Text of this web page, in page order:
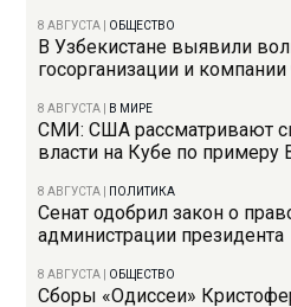
8 АВГУСТА ОБЩЕСТВО
В Узбекистане выявили
госорганизации и компании
8 АВГУСТА В МИРЕ
СМИ: США рассматривают
власти на Кубе по примеру
8 АВГУСТА ПОЛИТИКА
Сенат одобрил закон о
администрации президента
8 АВГУСТА ОБЩЕСТВО
Сборы «Одиссеи»